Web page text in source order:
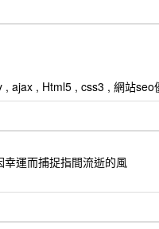
ajax , Html5 , css3 , 網站seo
運而捕捉指間流逝的風